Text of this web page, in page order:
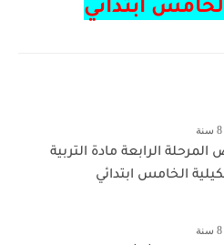
ابتدائي
الرابعة مادة التربية
الخامس ابتدائي